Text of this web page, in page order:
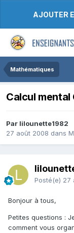
AJOUTER
Mathématiques
Calcul mental
Par lilounette1982
27 août 2008 dans
Posté(e) 27
Bonjour à tous,
Petites questions :
comment vous